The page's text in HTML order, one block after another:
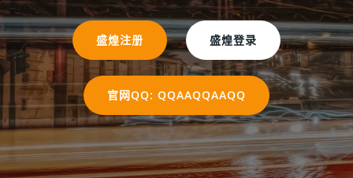
盛煌注册 盛煌登录
官网QQ: QQAAQQAAQQ